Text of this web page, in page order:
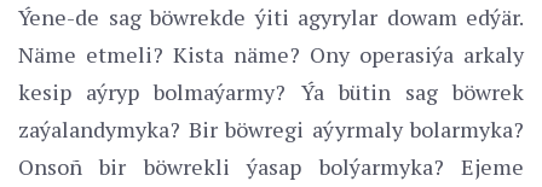
Ýene-de sag böwrekde ýiti agyrylar dowam edýär.
Näme etmeli? Kista näme? Ony operasiýa arkaly
kesip aýryp bolmaýarmy? Ýa bütin sag böwrek
zaýalandymyka? Bir böwregi aýyrmaly bolarmyka?
Onsoñ bir böwrekli ýasap bolýarmyka? Ejeme